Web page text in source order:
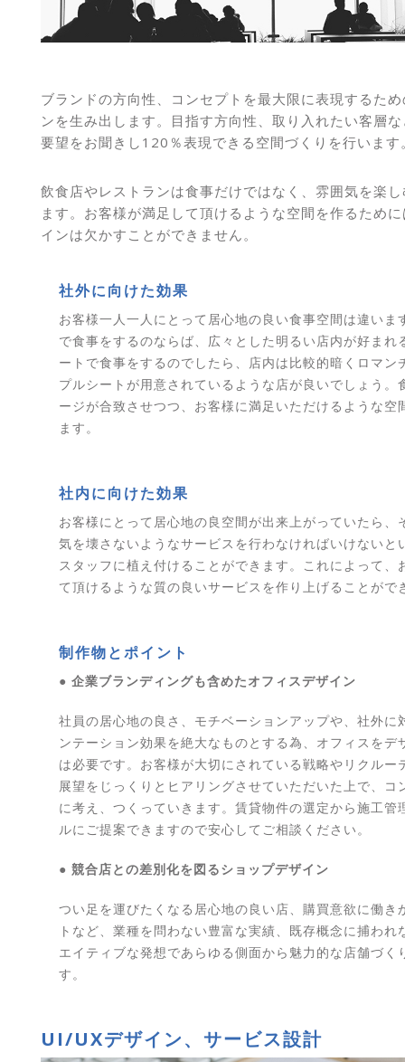
ブランドの方向性、コンセプトを最大限に表現するた
ンを生み出します。目指す方向性、取り入れたい客層
要望をお聞きし120％表現できる空間づくりを行います
飲食店やレストランは食事だけではなく、雰囲気を楽
ます。お客様が満足して頂けるような空間を作るため
インは欠かすことができません。
社外に向けた効果
お客様一人一人にとって居心地の良い食事空間は違いま
で食事をするのならば、広々とした明るい店内が好まれ
ートで食事をするのでしたら、店内は比較的暗くロマン
プルシートが用意されているような店が良いでしょう。
ージが合致させつつ、お客様に満足いただけるような空
ます。
社内に向けた効果
お客様にとって居心地の良空間が出来上がっていたら、
気を壊さないようなサービスを行わなければいけないと
スタッフに植え付けることができます。これによって、
て頂けるような質の良いサービスを作り上げることがで
制作物とポイント
● 企業ブランディングも含めたオフィスデザイン
社員の居心地の良さ、モチベーションアップや、社外に
ンテーション効果を絶大なものとする為、オフィスをデ
は必要です。お客様が大切にされている戦略やリクルー
展望をじっくりとヒアリングさせていただいた上で、コ
に考え、つくっていきます。賃貸物件の選定から施工管
ルにご提案できますので安心してご相談ください。
● 競合店との差別化を図るショップデザイン
つい足を運びたくなる居心地の良い店、購買意欲に働き
トなど、業種を問わない豊富な実績、既存概念に捕われ
エイティブな発想であらゆる側面から魅力的な店舗づく
す。
UI/UXデザイン、サービス設計